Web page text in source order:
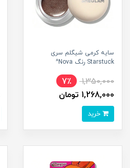
سایه کرمی شیگلم سری
Starstuck رنگ Nova^
1,350,000
7٪
1,268,000 تومان